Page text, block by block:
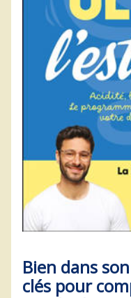
Bien dans
clés pour